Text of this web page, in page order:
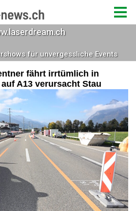
fährt irrtümlich in
A13 verursacht Stau